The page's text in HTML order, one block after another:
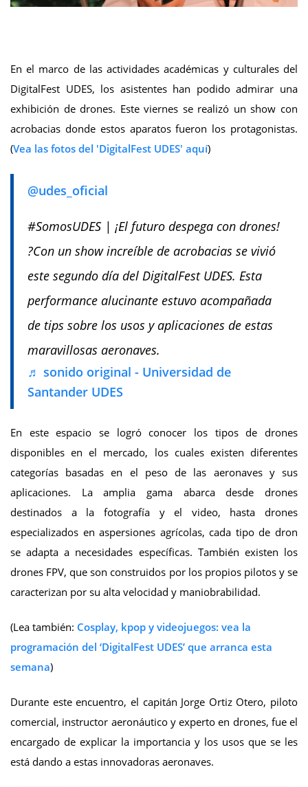
En el marco de las actividades académicas y culturales del
DigitalFest UDES, los asistentes han podido admirar una
exhibición de drones. Este viernes se realizó un show con
acrobacias donde estos aparatos fueron los protagonistas.
(Vea las fotos del 'DigitalFest UDES' aquí)
@udes_oficial
#SomosUDES | ¡El futuro despega con drones!
?Con un show increíble de acrobacias se vivió
este segundo día del DigitalFest UDES. Esta
performance alucinante estuvo acompañada
de tips sobre los usos y aplicaciones de estas
maravillosas aeronaves.
♬ sonido original - Universidad de
Santander UDES
En este espacio se logró conocer los tipos de drones
disponibles en el mercado, los cuales existen diferentes
categorías basadas en el peso de las aeronaves y sus
aplicaciones. La amplia gama abarca desde drones
destinados a la fotografía y el video, hasta drones
especializados en aspersiones agrícolas, cada tipo de dron
se adapta a necesidades específicas. También existen los
drones FPV, que son construidos por los propios pilotos y se
caracterizan por su alta velocidad y maniobrabilidad.
(Lea también: Cosplay, kpop y videojuegos: vea la
programación del ‘DigitalFest UDES’ que arranca esta
semana)
Durante este encuentro, el capitán Jorge Ortiz Otero, piloto
comercial, instructor aeronáutico y experto en drones, fue el
encargado de explicar la importancia y los usos que se les
está dando a estas innovadoras aeronaves.